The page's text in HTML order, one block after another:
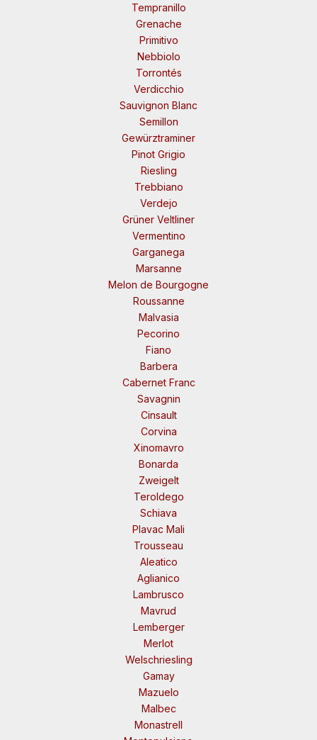
Tempranillo
Grenache
Primitivo
Nebbiolo
Torrontés
Verdicchio
Sauvignon Blanc
Semillon
Gewürztraminer
Pinot Grigio
Riesling
Trebbiano
Verdejo
Grüner Veltliner
Vermentino
Garganega
Marsanne
Melon de Bourgogne
Roussanne
Malvasia
Pecorino
Fiano
Barbera
Cabernet Franc
Savagnin
Cinsault
Corvina
Xinomavro
Bonarda
Zweigelt
Teroldego
Schiava
Plavac Mali
Trousseau
Aleatico
Aglianico
Lambrusco
Mavrud
Lemberger
Merlot
Welschriesling
Gamay
Mazuelo
Malbec
Monastrell